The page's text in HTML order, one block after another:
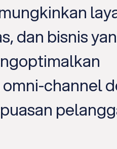
dan bisnis
channel